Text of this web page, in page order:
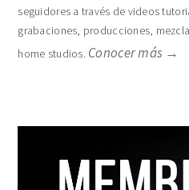
seguidores a través de videos
grabaciones, producciones,
home studios. Conocer más →